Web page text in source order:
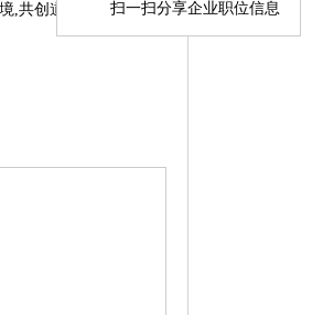
扫一扫分享企业职位信息
,共创道尔特美好明